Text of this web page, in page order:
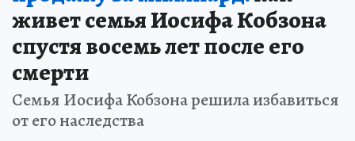
живет семья Иосифа Кобзона
спустя восемь лет после его
смерти
Семья Иосифа Кобзона решила избавиться
от его наследства